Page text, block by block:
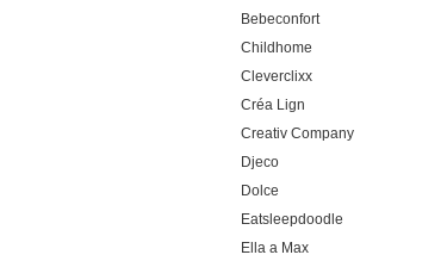
Bebeconfort
Childhome
Cleverclixx
Créa Lign
Creativ Company
Djeco
Dolce
Eatsleepdoodle
Ella a Max